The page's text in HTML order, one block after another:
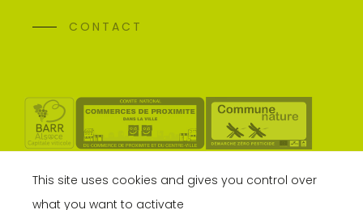
CONTACT
This site uses cookies and gives you control over
what you want to activate